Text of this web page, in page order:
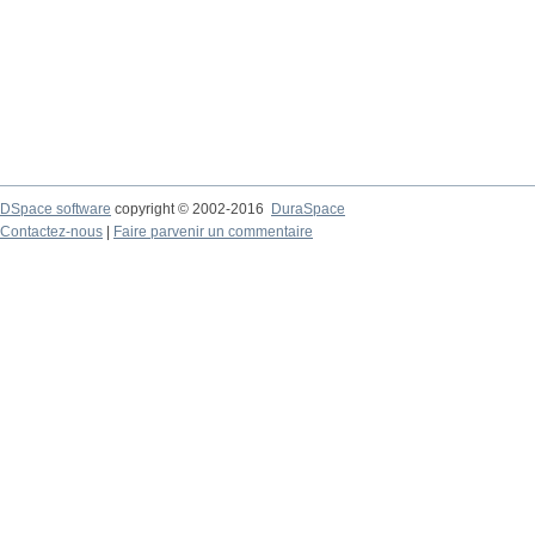
DSpace software copyright © 2002-2016
DuraSpace
Contactez-nous
Faire parvenir un commentaire